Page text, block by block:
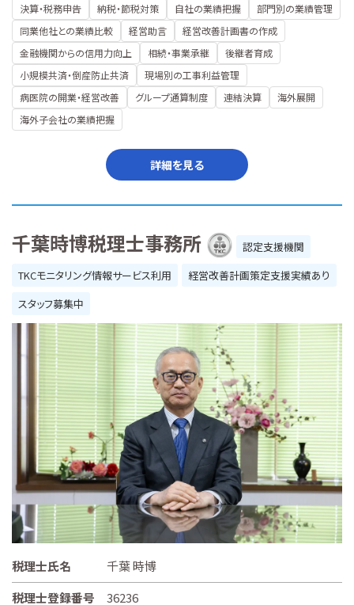
決算・税務申告
納税・節税対策 自社の業績把握
部門別の業績管理
同業他社との業績比較
経営助言
経営改善計画書の作成
金融機関からの信用力向上
相続・事業承継
後継者育成
小規模共済・倒産防止共済
現場別の工事利益管理
病医院の開業・経営改善
グループ通算制度 連結決算
海外展開
海外子会社の業績把握
詳細を見る
千葉時博税理士事務所
認定支援機関
TKCモニタリング情報サービス利用
経営改善計画策定支援実績あり
スタッフ募集中
税理士氏名
千葉 時博
税理士登録番号
36236